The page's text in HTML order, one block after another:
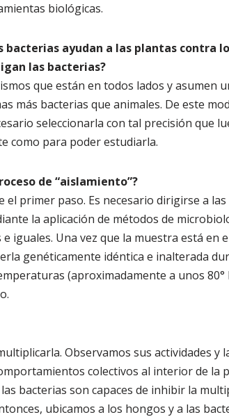
biológicas.
bacterias ayudan a las plantas contra
las bacterias?
que están en todos lados y asumen
más bacterias que animales. De este
seleccionarla con tal precisión que
como para poder estudiarla.
de “aislamiento”?
el primer paso. Es necesario dirigirse a
la aplicación de métodos de
iguales. Una vez que la muestra está en
genéticamente idéntica e inalterada
(aproximadamente a unos
Observamos sus actividades y
colectivos al interior de la
bacterias son capaces de inhibir la
ubicamos a los hongos y a las